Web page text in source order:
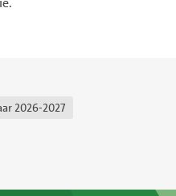
2026-2027